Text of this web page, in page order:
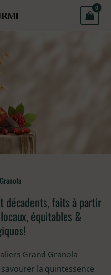
décadents, faits à partir
équitables &
Grand Granola
la quintessence